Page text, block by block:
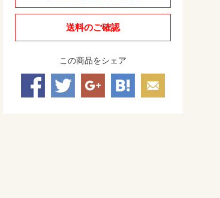
送料のご確認
この商品をシェア